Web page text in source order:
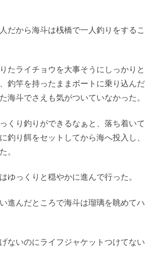
だから海斗は桟橋で一人釣りをするこ
たライチョウを大事そうにしっかりと
釣竿を持ったままボートに乗り込んだ
海斗でさえも気がついていなかった。
くり釣りができるなぁと、落ち着いて
釣り餌をセットしてから海へ投入し、
。
ゆっくりと穏やかに進んで行った。
進んだところで海斗は瑠璃を眺めてハ
ないのにライフジャケットつけてない